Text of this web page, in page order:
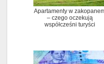
Apartamenty w
– czego oczekują
współcześni turyści